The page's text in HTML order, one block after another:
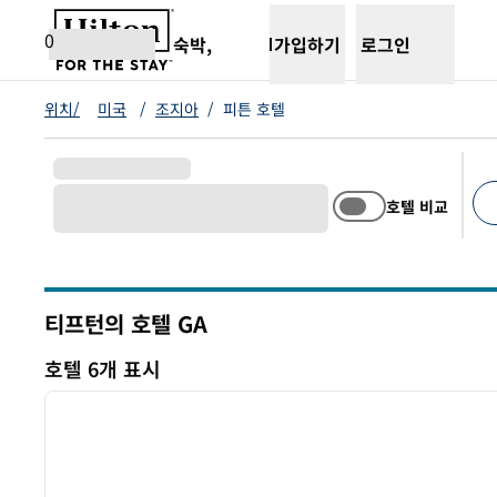
콘텐츠로 이동
0
숙박,
새 탭 열림
가입하기 로그인
위치/ 미국 / 조지아 / 피튼 호텔
호텔 비교
티프턴의 호텔 GA
호텔 6개 표시
호텔 6개 표시
1/12